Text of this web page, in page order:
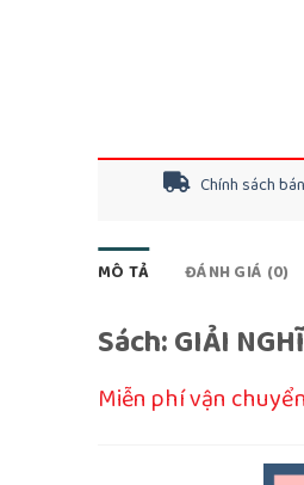
Chính sách
MÔ TẢ ĐÁNH GIÁ (0)
Sách: GIẢI
Miễn phí vận